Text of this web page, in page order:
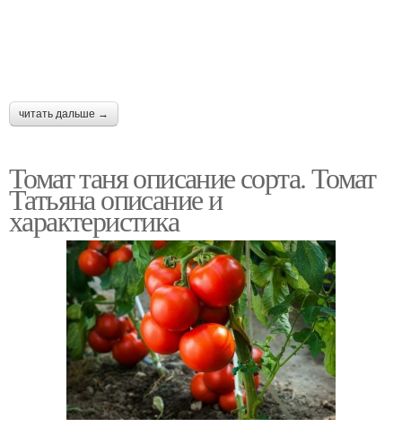
читать дальше →
Томат таня описание сорта. Томат
Татьяна описание и
характеристика